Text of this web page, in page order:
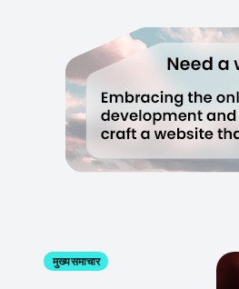
मुख्य समाचार